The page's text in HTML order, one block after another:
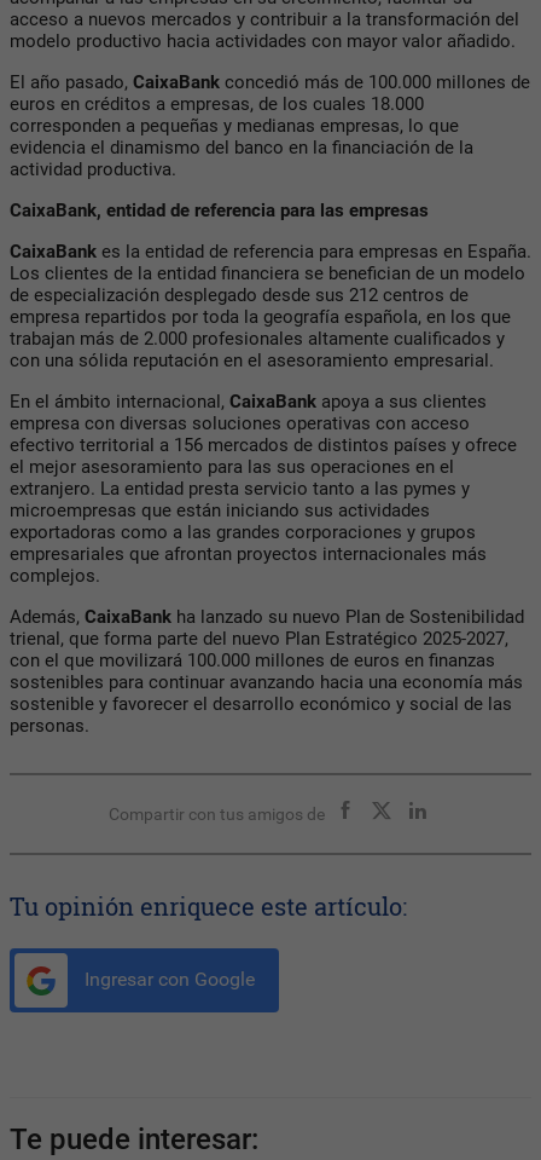
acceso a nuevos mercados y contribuir a la transformación del
modelo productivo hacia actividades con mayor valor añadido.
El año pasado, CaixaBank concedió más de 100.000 millones de
euros en créditos a empresas, de los cuales 18.000
corresponden a pequeñas y medianas empresas, lo que
evidencia el dinamismo del banco en la financiación de la
actividad productiva.
CaixaBank, entidad de referencia para las empresas
CaixaBank es la entidad de referencia para empresas en España.
Los clientes de la entidad financiera se benefician de un modelo
de especialización desplegado desde sus 212 centros de
empresa repartidos por toda la geografía española, en los que
trabajan más de 2.000 profesionales altamente cualificados y
con una sólida reputación en el asesoramiento empresarial.
En el ámbito internacional, CaixaBank apoya a sus clientes
empresa con diversas soluciones operativas con acceso
efectivo territorial a 156 mercados de distintos países y ofrece
el mejor asesoramiento para las sus operaciones en el
extranjero. La entidad presta servicio tanto a las pymes y
microempresas que están iniciando sus actividades
exportadoras como a las grandes corporaciones y grupos
empresariales que afrontan proyectos internacionales más
complejos.
Además, CaixaBank ha lanzado su nuevo Plan de Sostenibilidad
trienal, que forma parte del nuevo Plan Estratégico 2025-2027,
con el que movilizará 100.000 millones de euros en finanzas
sostenibles para continuar avanzando hacia una economía más
sostenible y favorecer el desarrollo económico y social de las
personas.
Compartir con tus amigos de
Tu opinión enriquece este artículo:
Ingresar con Google
Te puede interesar: